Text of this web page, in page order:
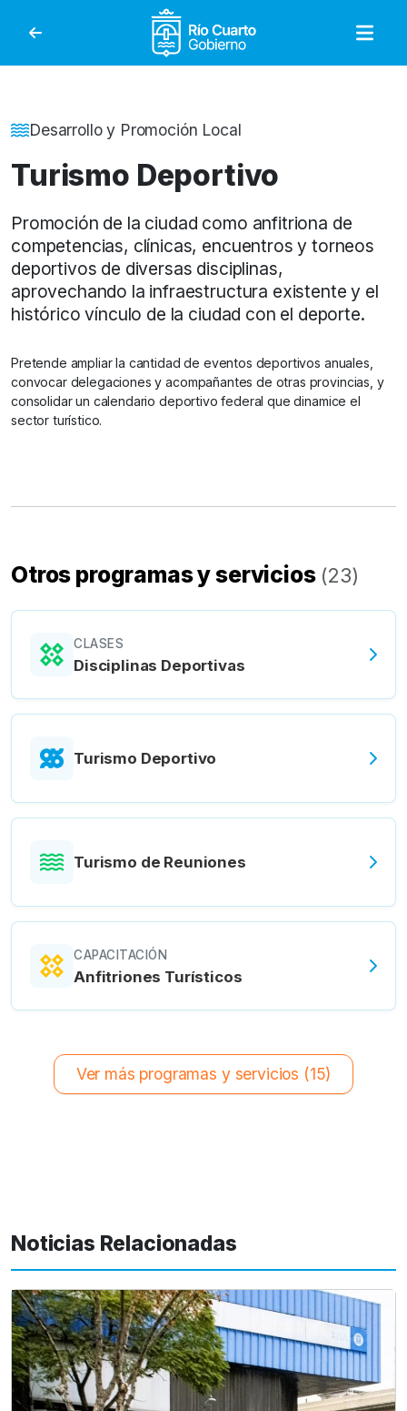
Gobierno de Río
Detalle de la Noticia
Desarrollo y Promoción Local
Turismo Deportivo
Promoción de la ciudad como anfitriona de
competencias, clínicas, encuentros y torneos
deportivos de diversas disciplinas,
aprovechando la infraestructura existente y el
histórico vínculo de la ciudad con el deporte.
Pretende ampliar la cantidad de eventos deportivos anuales,
convocar delegaciones y acompañantes de otras provincias, y
consolidar un calendario deportivo federal que dinamice el
sector turístico.
Otros programas y servicios (23)
CLASES
Disciplinas Deportivas
Turismo Deportivo
Turismo de Reuniones
CAPACITACIÓN
Anfitriones Turísticos
Ver más programas y servicios (15)
Noticias Relacionadas